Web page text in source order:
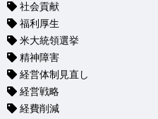
社会貢献
福利厚生
米大統領選挙
精神障害
経営体制見直し
経営戦略
経費削減